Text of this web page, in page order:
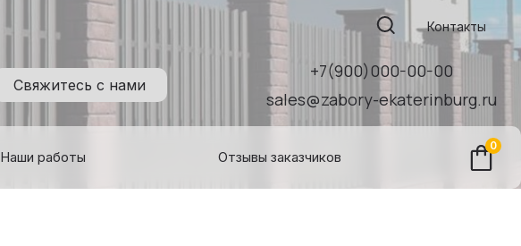
Поиск:
Контакты
Свяжитесь с нами
+7(900)000-00-00
sales@zabory-ekaterinburg.ru
Наши работы Отзывы заказчиков
0